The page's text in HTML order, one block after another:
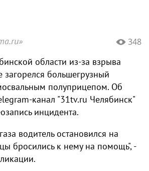
348
области из-за взрыва
загорелся большегрузный
полуприцепом. Об
канал "31tv.ru Челябинск"
инцидента.
водитель остановился на
бросились к нему на помощь", -